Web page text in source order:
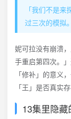
「我们不是
过三次的模拟
妮可拉没有崩溃
手重启第四次。
「修补」的意义
「王」是否真实存
13集里隐